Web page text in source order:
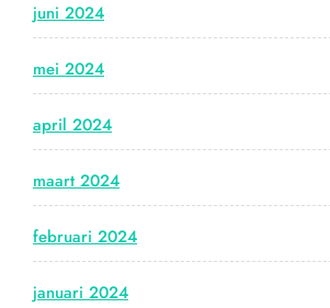
juni 2024
mei 2024
april 2024
maart 2024
februari 2024
januari 2024